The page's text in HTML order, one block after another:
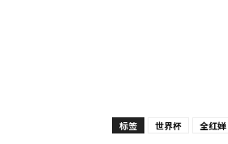
标签 世界杯 全红婵